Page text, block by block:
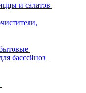
и салатов
бассейнов